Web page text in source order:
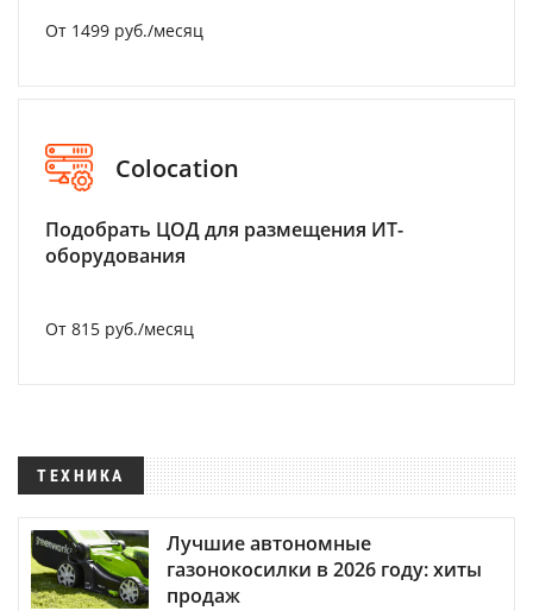
От 1499 руб./месяц
Colocation
Подобрать ЦОД для размещения ИТ-
оборудования
От 815 руб./месяц
ТЕХНИКА
Лучшие автономные
газонокосилки в 2026 году: хиты
продаж